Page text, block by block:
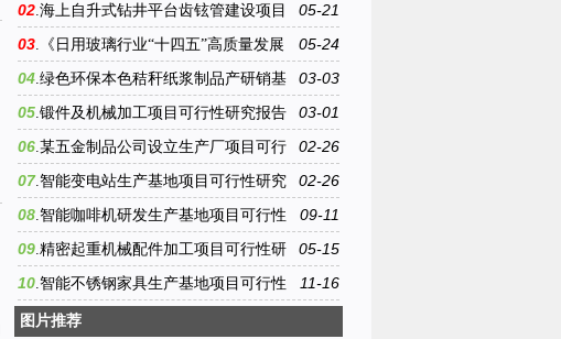
基地可行性研究报告范文摘要
05-21
02.海上自升式钻井平台齿铉管建设项目
可行性研究报告模板范文
05-24
03. 《日用玻璃行业“十四五”高质量发展
指导意见》发布
03-03
04.绿色环保本色秸秆纸浆制品产研销基
地建设项目商业计划书范文
03-01
05.锻件及机械加工项目可行性研究报告
模板范文
02-26
06.某五金制品公司设立生产厂项目可行
性研究报告范文摘要
02-26
07.智能变电站生产基地项目可行性研究
报告范文摘要
09-11
08.智能咖啡机研发生产基地项目可行性
研究报告模板范文
05-15
09.精密起重机械配件加工项目可行性研
究报告模板范文
11-16
10.智能不锈钢家具生产基地项目可行性
研究报告模板范文
图片推荐